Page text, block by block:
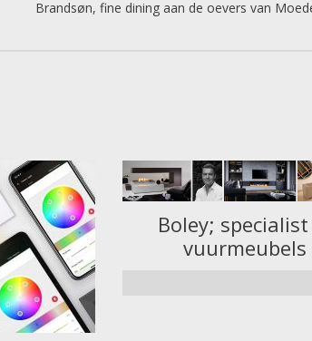
Brandsøn, fine dining aan de oevers van
Boley;
vuurmeubels